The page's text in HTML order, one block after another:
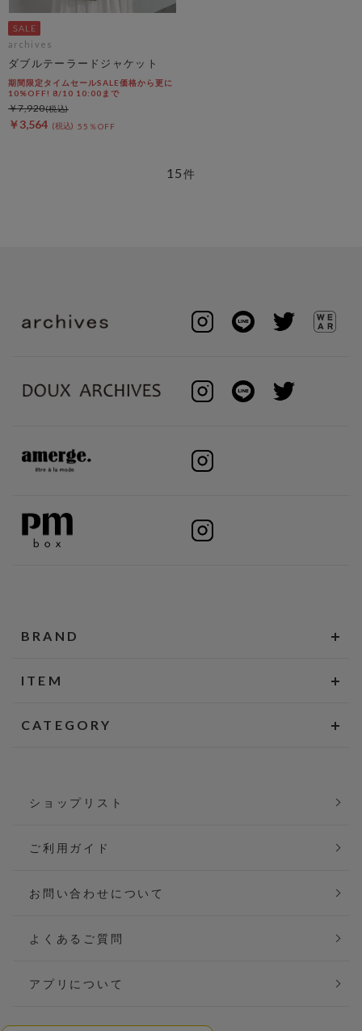
archives
ダブルテーラードジャケット
期間限定タイムセールSALE価格から更に
10%OFF! 8/10 10:00まで
￥3,564 55％OFF
￥7,920
15件
BRAND
ITEM
CATEGORY
ショップリスト
ご利用ガイド
お問い合わせについて
よくあるご質問
アプリについて